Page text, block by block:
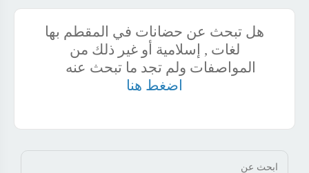
هل تبحث عن حضانات في المقطم بها
لغات , إسلامية أو غير ذلك من
المواصفات ولم تجد ما تبحث عنه
اضغط هنا